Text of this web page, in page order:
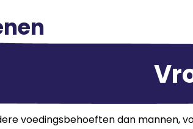
voedingsbehoeften dan mannen,